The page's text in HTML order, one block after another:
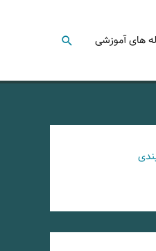
های آموزشی جستجو